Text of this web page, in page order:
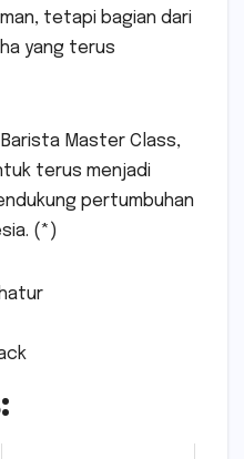
tetapi bagian dari
yang terus
Master Class,
terus menjadi
pertumbuhan
(*)